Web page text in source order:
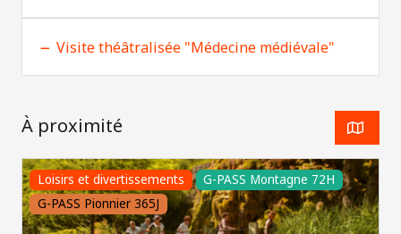
Visite théâtralisée "Médecine médiévale"
À proximité
Loisirs et divertissements
G-PASS Montagne 72H
G-PASS Pionnier 365J